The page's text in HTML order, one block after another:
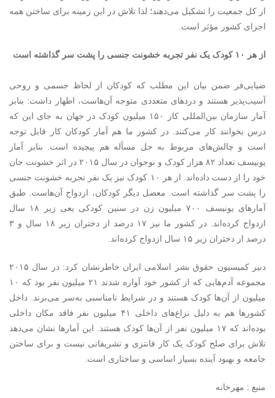
از کل جمعیت را تشکیل می‌دهند؛ لذا تلاش در این زمینه برای ساختن همه
اجزای کشور مؤثر است.
از هر ۱۰ کودک یک نفر تجربه خشونت جنسی را پشت سر گذاشته است
ضیایی‌فر ضمن بیان این مطلب که کودکان از لحاظ جسمی و روحی
آسیب‌‌پذیر هستند و دردهای متعددی متوجه آن‌هاست، اظهار داشت: بنابر
آمار سازمان بین‌المللی کار ۱۵۰ میلیون کودک در جهان به جای این که
درس بخوانند کار می‌کنند. در کشور ما هم آمار کودکان کار قابل توجه
است و چالش‌های مربوط به حل مسأله هم پیچیده است. بنابر آمار
یونیسف تعداد ۸۲ هزار کودک و نوجوان در سال ۲۰۱۵ در اثر خشونت جان
خود را از دست داده‌اند. از هر ۱۰ کودک نیز یک نفر تجربه خشونت جنسی
را پشت سر گذاشته است. معضل دیگر کودکان، ازدواج آن‌هاست. طبق
آمارهای یونیسف ۷۰۰ میلیون زن در سنین کودکی یعی زیر ۱۸ سال
ازدواج کرده‌اند. در کشور ما نیز ۱۷ درصد از دختران زیر ۱۸ سال و ۳
درصد از دختران زیر ۱۵ سال ازدواج‌ کرده‌اند.
دبیر کمیسیون حقوق بشر اسلامی ایران خاطرنشان کرد: در سال ۲۰۱۵
مجموعه آدم‌هایی که از کشور خود آواره شدند ۲۱ میلیون نفر بود که ۱۰
میلیون از آن‌ها کودک هستند و در شرایط نامناسبی به‌سر می‌برند. داخل
کشورها هم به دلیل نزاع‌های داخلی ۴۱ میلیون نفر فاقد مکان داخلی
بوده‌اند که ۱۷ میلیون نفر از آن‌ها کودک هستند. این آمارها نشان می‌دهد
تلاش برای صلح کودک یک کار فانتزی و تشریفاتی نیست و برای ساختن
جامعه و بهبود آینده بسیار اساسی و ساختاری است.
منبع : مهرخانه